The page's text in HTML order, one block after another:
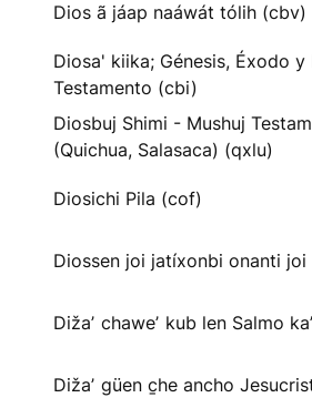
Dios ã jáap naáwát tólih (cbv)
Diosa' kiika; Génesis, Éxodo y
Testamento (cbi)
Diosbuj Shimi - Mushuj
(Quichua, Salasaca) (qxlu)
Diosichi Pila (cof)
Diossen joi jatíxonbi onanti joi
Dižaʼ chaweʼ kub len Salmo
Dižaʼ güen c̱he ancho